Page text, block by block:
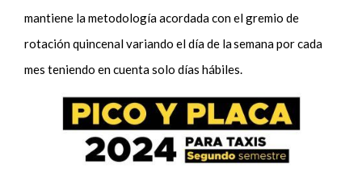
mantiene la metodología acordada con el gremio de
rotación quincenal variando el día de la semana por cada
mes teniendo en cuenta solo días hábiles.